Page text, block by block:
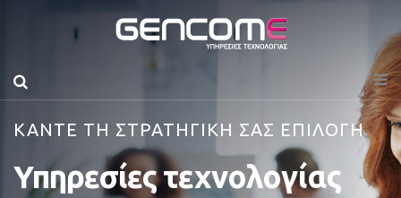
ΚΑΝΤΕ ΤΗ ΣΤΡΑΤΗΓΙΚΗ ΣΑΣ ΕΠΙΛΟΓΗ
Υπηρεσίες τεχνολογίας